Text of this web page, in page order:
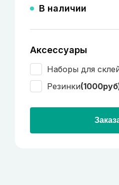
В наличии
Аксессуары
Наборы для
Резинки